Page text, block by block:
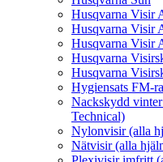
Husqvarna Visir
Husqvarna Visir
Husqvarna Visir
Husqvarna
Husqvarna
Hygiensats FM-
Nackskydd
Technical)
Nylonvisir (alla
Nätvisir (alla